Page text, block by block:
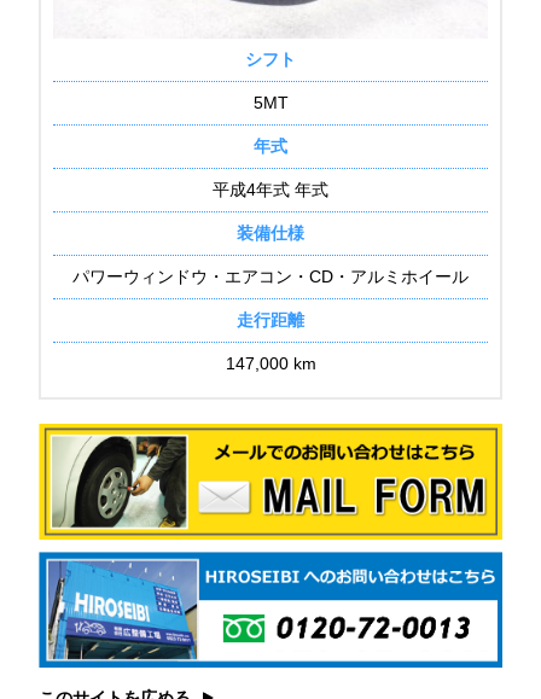
シフト
5MT
年式
平成4年式 年式
装備仕様
パワーウィンドウ・エアコン・CD・アルミホイール
走行距離
147,000 km